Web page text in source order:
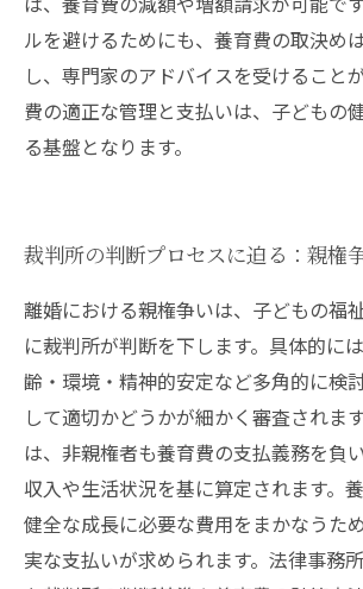
ルを避けるためにも、養育費の取決め
し、専門家のアドバイスを受けること
費の適正な管理と支払いは、子どもの
る基盤となります。
裁判所の判断プロセスに迫る：親権
離婚における親権争いは、子どもの福
に裁判所が判断を下します。具体的に
齢・環境・精神的安定など多角的に検
して適切かどうかが細かく審査されま
は、非親権者も養育費の支払義務を負
収入や生活状況を基に算定されます。
健全な成長に必要な費用をまかなうた
実な支払いが求められます。法律事務